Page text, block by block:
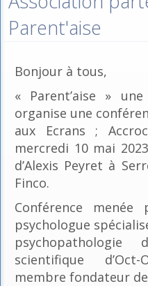
Parent'aise
Bonjour à tous,
« Parent’aise »
organise une
aux Ecrans ;
mercredi 10 mai
d’Alexis Peyret à
Finco.
Conférence menée
psychologue
psychopathologie
scientifique
membre fondateur de